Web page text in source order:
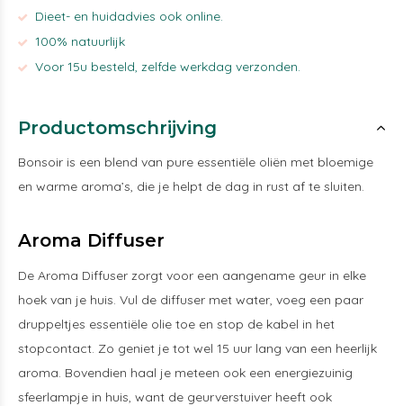
Dieet- en huidadvies ook online.
100% natuurlijk
Voor 15u besteld, zelfde werkdag verzonden.
Productomschrijving
Bonsoir is een blend van pure essentiële oliën met bloemige
en warme aroma’s, die je helpt de dag in rust af te sluiten.
Aroma Diffuser
De Aroma Diffuser zorgt voor een aangename geur in elke
hoek van je huis. Vul de diffuser met water, voeg een paar
druppeltjes essentiële olie toe en stop de kabel in het
stopcontact. Zo geniet je tot wel 15 uur lang van een heerlijk
aroma. Bovendien haal je meteen ook een energiezuinig
sfeerlampje in huis, want de geurverstuiver heeft ook